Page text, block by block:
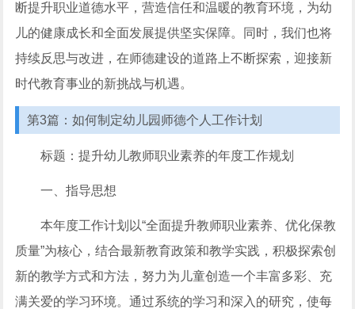
断提升职业道德水平，营造信任和温暖的教育环境，为幼
儿的健康成长和全面发展提供坚实保障。同时，我们也将
持续反思与改进，在师德建设的道路上不断探索，迎接新
时代教育事业的新挑战与机遇。
第3篇：如何制定幼儿园师德个人工作计划
标题：提升幼儿教师职业素养的年度工作规划
一、指导思想
本年度工作计划以“全面提升教师职业素养、优化保教
质量”为核心，结合最新教育政策和教学实践，积极探索创
新的教学方式和方法，努力为儿童创造一个丰富多彩、充
满关爱的学习环境。通过系统的学习和深入的研究，使每